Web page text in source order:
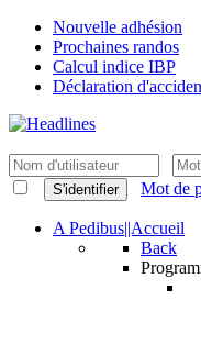
Nouvelle adhésion
Prochaines randos
Calcul indice IBP
Déclaration
S'identifier Mot de
A Pedibus||Accueil
Back